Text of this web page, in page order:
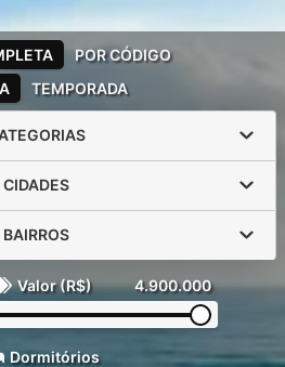
TEMPORADA
POR CÓDIGO
CIDADES
BAIRROS
Valor (R$) 4.900.000
Dormitórios